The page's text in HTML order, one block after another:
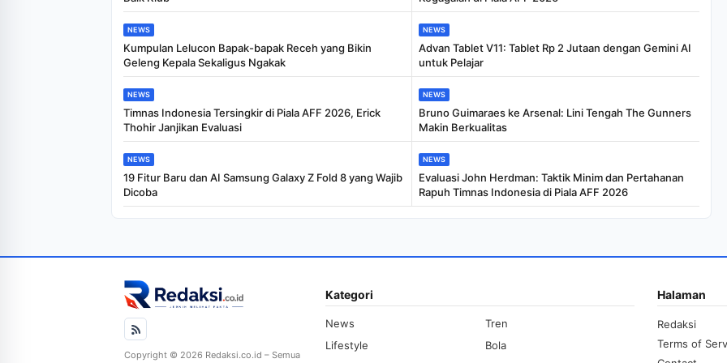
NEWS
Kumpulan Lelucon Bapak-bapak Receh yang Bikin
Geleng Kepala Sekaligus Ngakak
NEWS
Advan Tablet V11: Tablet Rp 2 Jutaan dengan Gemini AI
untuk Pelajar
NEWS
Timnas Indonesia Tersingkir di Piala AFF 2026, Erick
Thohir Janjikan Evaluasi
NEWS
Bruno Guimaraes ke Arsenal: Lini Tengah The Gunners
Makin Berkualitas
NEWS
19 Fitur Baru dan AI Samsung Galaxy Z Fold 8 yang Wajib
Dicoba
NEWS
Evaluasi John Herdman: Taktik Minim dan Pertahanan
Rapuh Timnas Indonesia di Piala AFF 2026
Copyright © 2026 Redaksi.co.id – Semua
Kategori
News
Tren
Lifestyle
Bola
Halaman
Redaksi
Terms of